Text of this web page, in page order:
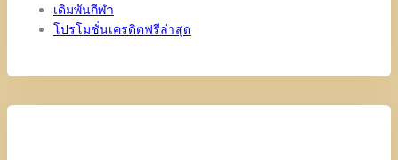
เดิมพันกีฬา
โปรโมชั่นเครดิตฟรีล่าสุด